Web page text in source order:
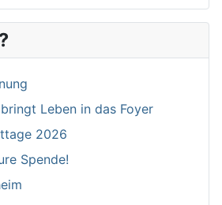
Leben in das Foyer
2026
Spende!